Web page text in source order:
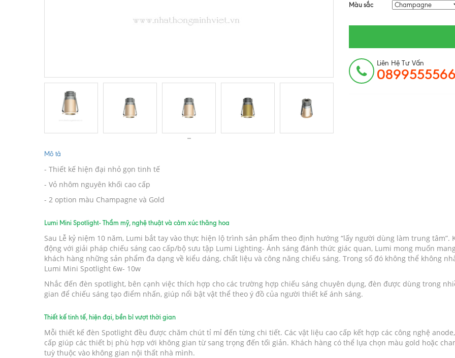
Màu sắc
Liên Hệ Tư Vấn
Mô tả
- Thiết kế hiện đại nhỏ gọn tinh tế
- Vỏ nhôm nguyên khối cao cấp
- 2 option màu Champagne và Gold
Lumi Mini Spotlight- Thẩm mỹ, nghệ thuật và cảm xúc thăng hoa
Sau Lễ kỷ niệm 10 năm, Lumi bắt tay vào thực hiện lộ trình sản phẩm theo định hướng “lấy người dùng làm trung tâm”.
động với giải pháp chiếu sáng cao cấp/bộ sưu tập Lumi Lighting- Ánh sáng đánh thức giác quan, Lumi mong muốn
khách hàng những sản phẩm đa dạng về kiểu dáng, chất liệu và công năng chiếu sáng. Trong số đó không thể không
Lumi Mini Spotlight 6w- 10w
Nhắc đến đèn spotlight, bên cạnh việc thích hợp cho các trường hợp chiếu sáng chuyên dụng, đèn được dùng trong
gian để chiếu sáng tạo điểm nhấn, giúp nổi bật vật thể theo ý đồ của người thiết kế ánh sáng.
Thiết kế tinh tế, hiện đại, bền bỉ vượt thời gian
Mỗi thiết kế đèn Spotlight đều được chăm chút tỉ mỉ đến từng chi tiết. Các vật liệu cao cấp kết hợp các công nghệ
cấp giúp các thiết bị phù hợp với không gian từ sang trọng đến tối giản. Khách hàng có thể lựa chọn màu gold hoặc
tuỳ thuộc vào không gian nội thất nhà mình.